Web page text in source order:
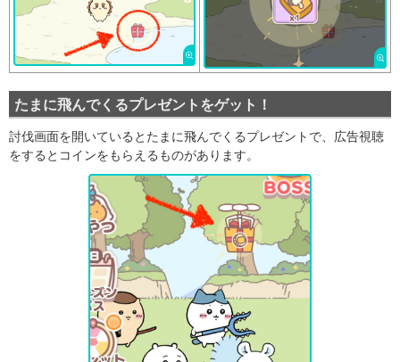
たまに飛んでくるプレゼントをゲット！
討伐画面を開いているとたまに飛んでくるプレゼントで、広告視聴
をするとコインをもらえるものがあります。